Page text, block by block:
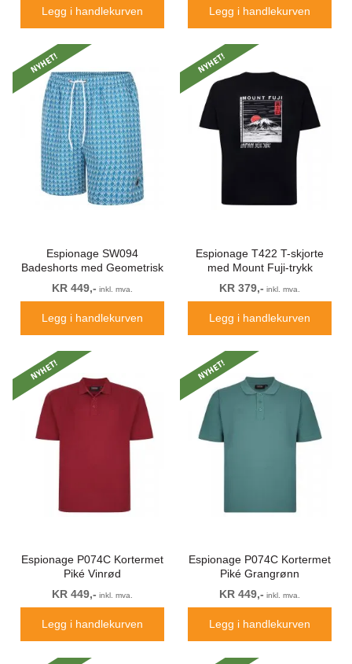
Legg i handlekurven Legg i handlekurven
Espionage SW094
Badeshorts med Geometrisk
Trykk Blå
NYHET!
KR 449,- inkl. mva.
Legg i handlekurven
Espionage T422 T-skjorte
med Mount Fuji-trykk
Marineblå
NYHET!
KR 379,- inkl. mva.
Legg i handlekurven
Espionage P074C Kortermet
Piké Vinrød
NYHET!
KR 449,- inkl. mva.
Legg i handlekurven
Espionage P074C Kortermet
Piké Grangrønn
NYHET!
KR 449,- inkl. mva.
Legg i handlekurven